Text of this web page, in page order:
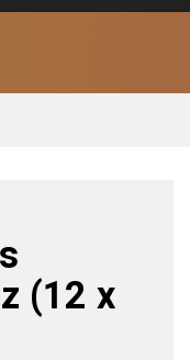
(12 x